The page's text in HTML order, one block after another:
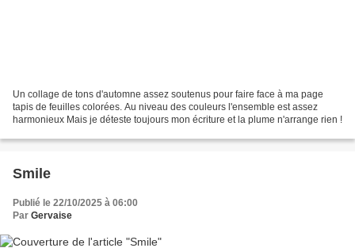
Un collage de tons d'automne assez soutenus pour faire face à ma page
tapis de feuilles colorées. Au niveau des couleurs l'ensemble est assez
harmonieux Mais je déteste toujours mon écriture et la plume n'arrange rien !
Smile
Publié le 22/10/2025 à 06:00
Par Gervaise